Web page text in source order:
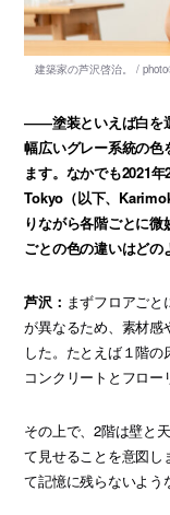
――塗装といえば白を
幅広いグレー系統の色
ます。なかでも2021
Tokyo（以下、
りながら各階ごとに
ごとの色の違いはどの
芦沢： まずフロアご
が異なるため、素材感
した。たとえば１階
コンクリートとフロー
その上で、2階は壁と
て見せることを意図し
て記憶に残らないよう